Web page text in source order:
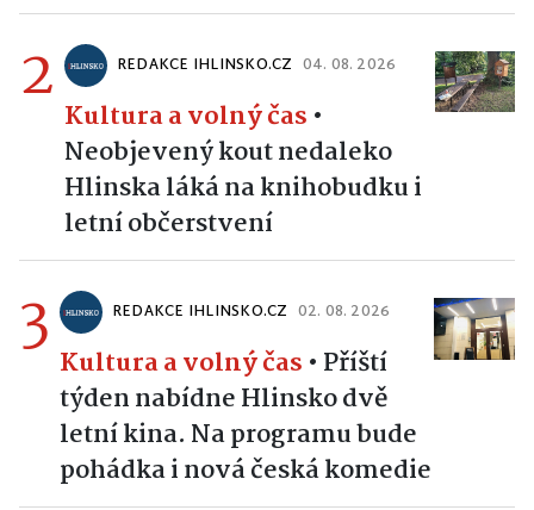
2 REDAKCE IHLINSKO.CZ 04. 08. 2026
Kultura a volný čas •
Neobjevený kout nedaleko
Hlinska láká na knihobudku i
letní občerstvení
3 REDAKCE IHLINSKO.CZ 02. 08. 2026
Kultura a volný čas • Příští
týden nabídne Hlinsko dvě
letní kina. Na programu bude
pohádka i nová česká komedie